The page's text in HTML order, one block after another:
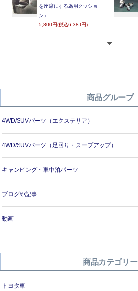
を座席にする為用クッショ
ン）
5,800円(税込6,380円)
商品グループ
4WD/SUVパーツ（エクステリア）
4WD/SUVパーツ（足回り・スープアップ）
キャンピング・車中泊パーツ
ブログや記事
動画
商品カテゴリー
トヨタ車